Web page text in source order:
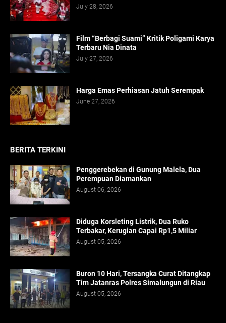
July 28, 2026
Film “Berbagi Suami” Kritik Poligami Karya
Terbaru Nia Dinata
July 27, 2026
Harga Emas Perhiasan Jatuh Serempak
June 27, 2026
BERITA TERKINI
Penggerebekan di Gunung Malela, Dua
Perempuan Diamankan
August 06, 2026
Diduga Korsleting Listrik, Dua Ruko
Terbakar, Kerugian Capai Rp1,5 Miliar
August 05, 2026
Buron 10 Hari, Tersangka Curat Ditangkap
Tim Jatanras Polres Simalungun di Riau
August 05, 2026